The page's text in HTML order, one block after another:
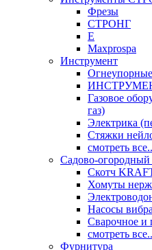
Фрезы
СТРОНГ
Е
Maxprospa
Инструмент
Газовое
газ)
Электрика
Стяжки
смотреть
Садово-огородный
Скотч
Хомуты
Насосы
Сварочное и
смотреть
Фурнитура